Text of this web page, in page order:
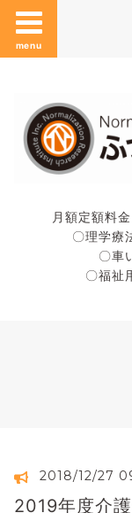
menu
月額定額料
〇理学療
〇車
〇福祉
2018/12/27
2019年度介